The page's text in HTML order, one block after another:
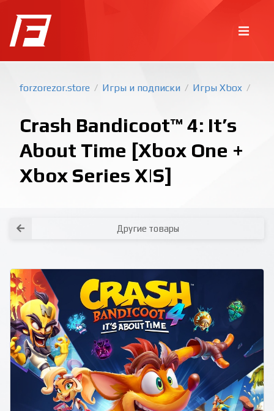
forzorezor.store / Игры и подписки / Игры Xbox /
Crash Bandicoot™ 4: It’s
About Time [Xbox One +
Xbox Series X|S]
Другие товары